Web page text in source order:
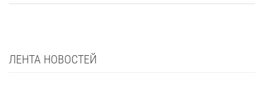
ЛЕНТА НОВОСТЕЙ